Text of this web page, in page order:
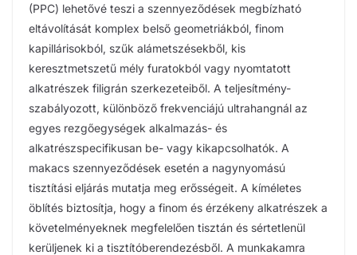
(PPC) lehetővé teszi a szennyeződések megbízható
eltávolítását komplex belső geometriákból, finom
kapillárisokból, szűk alámetszésekből, kis
keresztmetszetű mély furatokból vagy nyomtatott
alkatrészek filigrán szerkezeteiből. A teljesítmény-
szabályozott, különböző frekvenciájú ultrahangnál az
egyes rezgőegységek alkalmazás- és
alkatrészspecifikusan be- vagy kikapcsolhatók. A
makacs szennyeződések esetén a nagynyomású
tisztítási eljárás mutatja meg erősségeit. A kíméletes
öblítés biztosítja, hogy a finom és érzékeny alkatrészek a
követelményeknek megfelelően tisztán és sértetlenül
kerüljenek ki a tisztítóberendezésből. A munkakamra